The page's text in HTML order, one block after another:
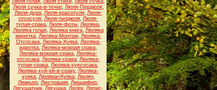
Люля сучка-в-течке, Люля-Пердюля,
Люля-дура, Люля-красотуля, Люля-
отсосуля Люля-пиздюля Люля-
тупая-срака Люля-фоты Люляка
Люляка голая, Люляка книга, Люляка
минетка, Люляка-Монтаж, Люляка-
Отсосака, Люляка-Хуяка, Люляка-
идиотка Люляка-мокрая срака
Люляка-мокрая-срака Люляка-
отсосака, Люляка-срака, Люляка-
тупая-срака Люляка-хуесосака
Люляка-хуй-ей-в-сраку, Люляка-
хуяка, Люляка=Хуяка, Люляч
Люмьер Люстрация Люццифер
Лягушатник Лягушка Лялёк Ляпис-